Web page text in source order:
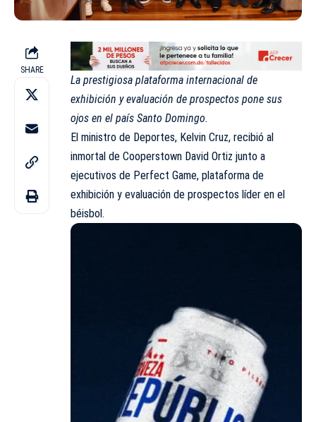
SHARE
La prestigiosa plataforma internacional de
exhibición y evaluación de prospectos pone sus
ojos en el país Santo Domingo.
El ministro de Deportes, Kelvin Cruz, recibió al
inmortal de Cooperstown David Ortiz junto a
ejecutivos de Perfect Game, plataforma de
exhibición y evaluación de prospectos líder en el
béisbol.